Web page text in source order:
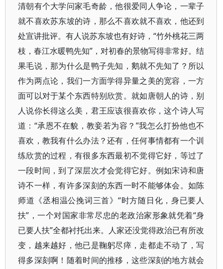
清朝有个大学问家毛奇龄，他很爱同人争论，一辈子
就不喜欢苏东坡的诗，那么不喜欢就不喜欢，他还到
处宣讲批评。有人说苏东坡也有好诗，“竹外桃花三两
枝，春江水暖鸭先知”，对初春的景物写得非常好。结
果毛说，那为什么是鸭子先知，鹅就不先知了？所以
作为两点论，我们一方面学得异量之美的宽容，一方
面可以对于某个东西特别欣赏。就如唐朝人的诗，别
人说你长得这么美，君王应该很喜欢你，这个诗人写
道：“承恩不在貌，教妾若为容？”我怎么打扮他也不
喜欢，教我有什么办法？还有，任何事情都有一个训
练欣赏的过程，有很多东西最初不觉得它好，等过了
一段时间，到了深层次才会觉得它好。例如宋诗和唐
诗不一样，有许多深刻的东西一时不能够体会。如陈
师道《丞相温公挽词三首》“时方随日化，身已要人
扶”，一个对国家非常尽忠的老政治家形象就凭着“身
已要人扶”全都衬托出来。人家还没觉得政治已有所改
变，越来越好，他已是鞠躬尽瘁，走都走不动了，写
得多深刻啊！随着时间的推移，这些深刻的地方就会